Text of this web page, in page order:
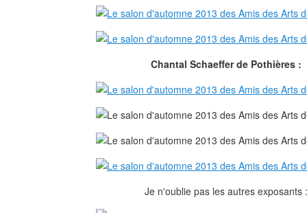
Chantal Schaeffer de Pothières :
Je n'oublie pas les autres exposants :